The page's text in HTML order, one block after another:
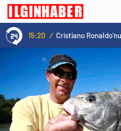
15:20 /
mücadele edecek